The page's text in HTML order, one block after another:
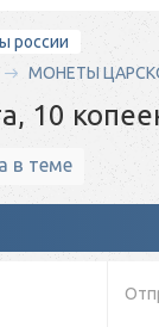
россии
МОНЕТЫ
10
в теме